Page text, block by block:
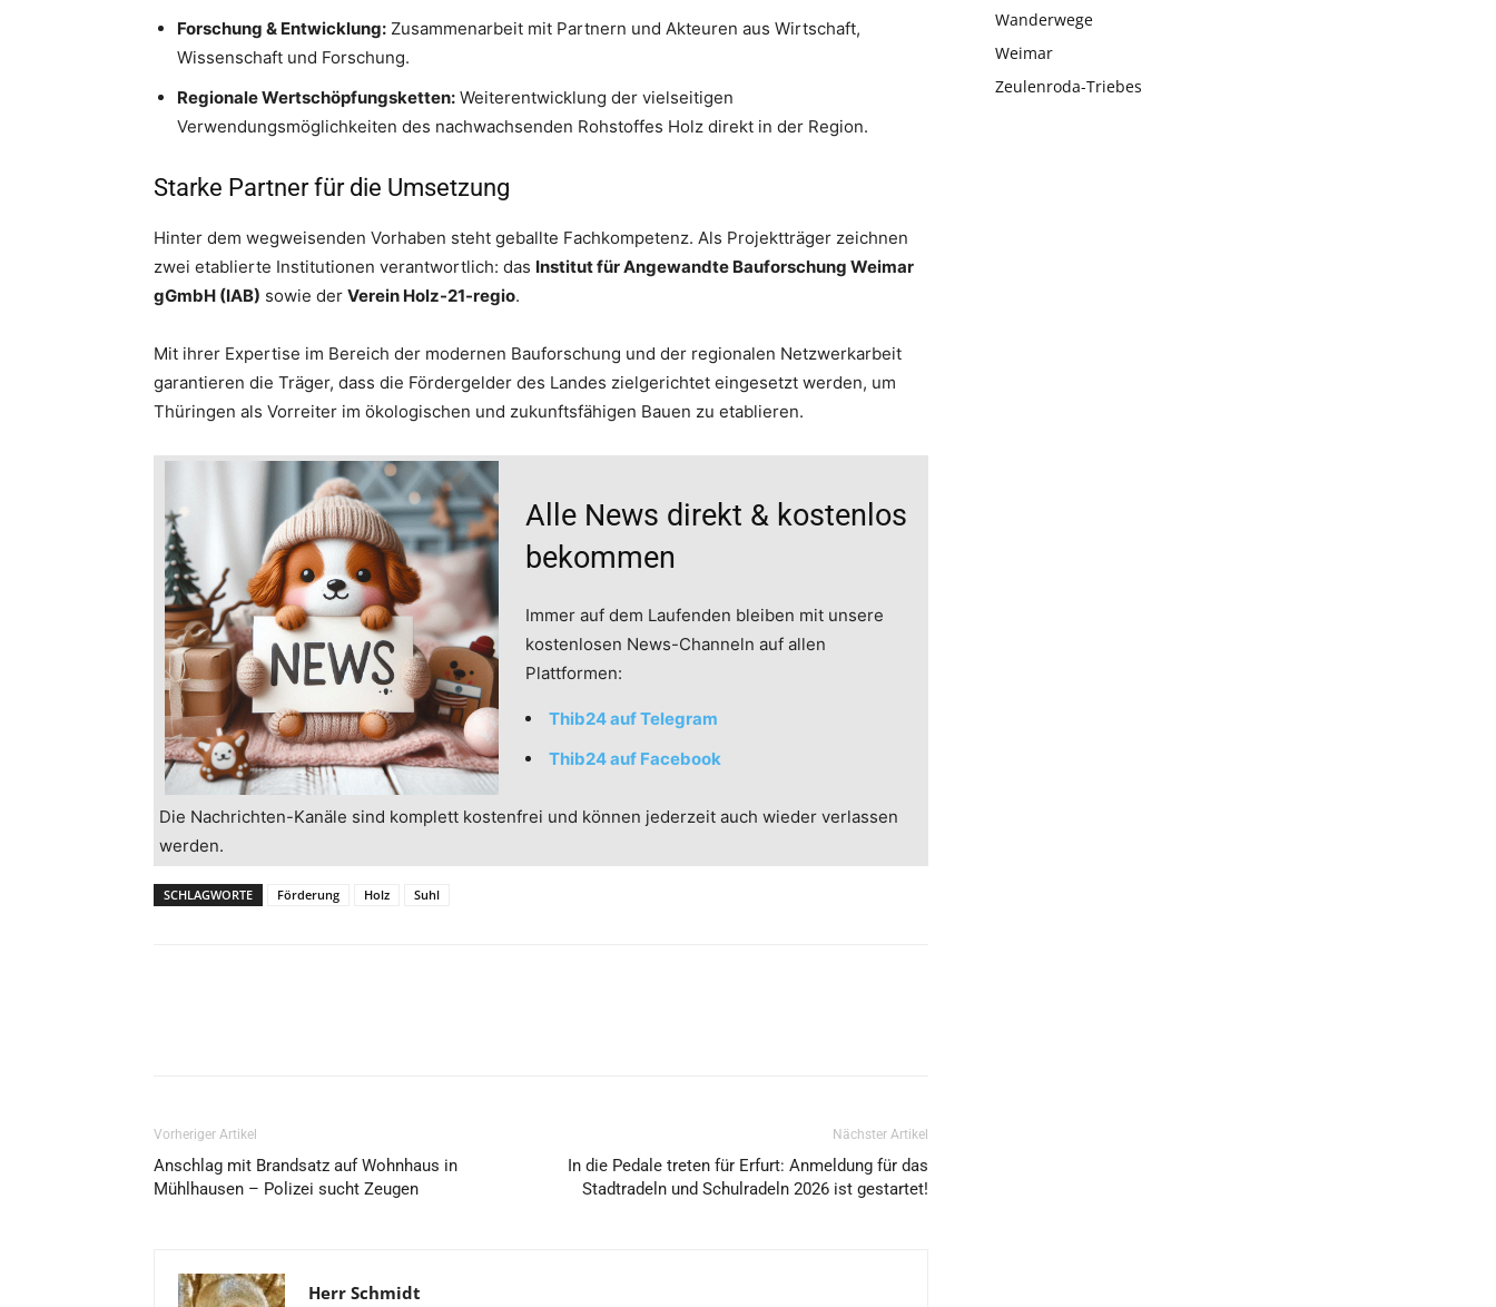
Forschung & Entwicklung: Zusammenarbeit mit Partnern und Akteuren aus Wirtschaft,
Wissenschaft und Forschung.
Regionale Wertschöpfungsketten: Weiterentwicklung der vielseitigen
Verwendungsmöglichkeiten des nachwachsenden Rohstoffes Holz direkt in der Region.
Starke Partner für die Umsetzung
Hinter dem wegweisenden Vorhaben steht geballte Fachkompetenz. Als Projektträger zeichnen
zwei etablierte Institutionen verantwortlich: das Institut für Angewandte Bauforschung Weimar
gGmbH (IAB) sowie der Verein Holz-21-regio.
Mit ihrer Expertise im Bereich der modernen Bauforschung und der regionalen Netzwerkarbeit
garantieren die Träger, dass die Fördergelder des Landes zielgerichtet eingesetzt werden, um
Thüringen als Vorreiter im ökologischen und zukunftsfähigen Bauen zu etablieren.
Alle News direkt & kostenlos
bekommen
Immer auf dem Laufenden bleiben mit unsere
kostenlosen News-Channeln auf allen
Plattformen:
Thib24 auf Telegram
Thib24 auf Facebook
Die Nachrichten-Kanäle sind komplett kostenfrei und können jederzeit auch wieder verlassen
werden.
SCHLAGWORTE Förderung Holz Suhl
Vorheriger Artikel
Anschlag mit Brandsatz auf Wohnhaus in
Mühlhausen – Polizei sucht Zeugen
Nächster Artikel
In die Pedale treten für Erfurt: Anmeldung für das
Stadtradeln und Schulradeln 2026 ist gestartet!
Herr Schmidt
Wanderwege
Weimar
Zeulenroda-Triebes